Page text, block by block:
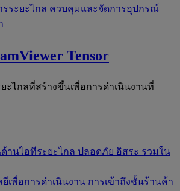
ระยะไกล ควบคุมและจัดการอุปกรณ์
Tensor
ะไกลที่สร้างขึ้นเพื่อการดำเนินงานที่
านไอทีระยะไกล ปลอดภัย อิสระ รวมใน
ยีเพื่อการดำเนินงาน การเข้าถึงชั้นร้านค้า